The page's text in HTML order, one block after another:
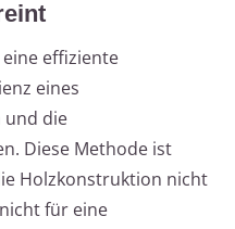
effiziente
eines
und die
Diese Methode ist
Holzkonstruktion nicht
für eine